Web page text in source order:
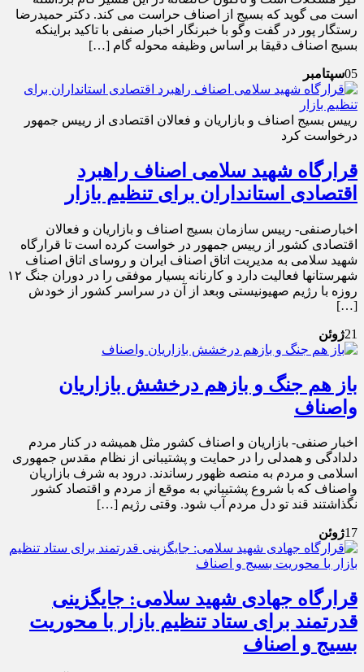
است می گوید که بسیج از اصناف حراست می کند. دکتر حمیدرضا
رستگار پور در گفت وگو با خبرنگار اخبار صنفی با تاکید براینکه
بسیج اصناف دقیقا بر اساس وظیفه محوله گام […]
05سپتامبر
رییس بسیج اصناف و بازاریان و فعالان اقتصادی از رییس جمهور
درخواست کرد
قرارگاه شهید سلامی اصناف راهبرد
اقتصادی استانداران برای تنظیم بازار
اخبارصنفی- رییس سازمان بسیج اصناف و بازاریان و فعالان
اقتصادی کشور از رییس جمهور در خواست کرده است تا قرارگاه
شهید سلامی به مدیریت اتاق اصناف ایران و روسای اتاق اصناف
شهرستانها فعالیت دارد و کارنانه بسیار موفقی را در دوران جنگ ۱۲
روزه با رژیم صهیونیستی وبعد از آن در سراسر کشور از خودش
[…]
21ژوئن
باز هم جنگ و بازهم درخشش بازاریان
واصناف
اخبار صنفی- بازاریان و اصناف کشور مثل همیشه در کنار مردم
دلدادگی و همدلی را در حمایت و پشتیبانی از نظام مقدس جمهوری
اسلامی و مردم به منصه ظهور رساندند. درود به شرف بازاریان
واصناف که با شروع پشتيباني به موقع از مردم و اقتصاد کشور
نگذاشتند قند تو دل مردم آب شود. وقتی رژیم […]
17ژوئن
قرارگاه جهادی شهید سلامی: جایگزینی
قدرتمند برای ستاد تنظیم بازار با محوریت
بسیج و اصناف